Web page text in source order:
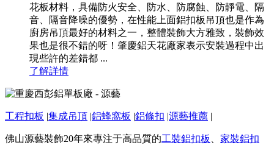
花板材料，具備防火安全、防水、防腐蝕、防靜電、隔
音、隔音降噪的優勢，在性能上面鋁扣板吊頂也是作為
廚房吊頂最好的材料之一，整體裝飾大方雅致，裝飾效
果也是很不錯的呀！肇慶鋁天花廠家表示安裝過程中出
現些許的差錯都 ...
了解詳情
工程扣板 |集成吊頂 |鋁蜂窩板 |鋁條扣 |源藝推薦 |
佛山源藝裝飾20年來專注于高品質的工裝鋁扣板
家裝鋁扣